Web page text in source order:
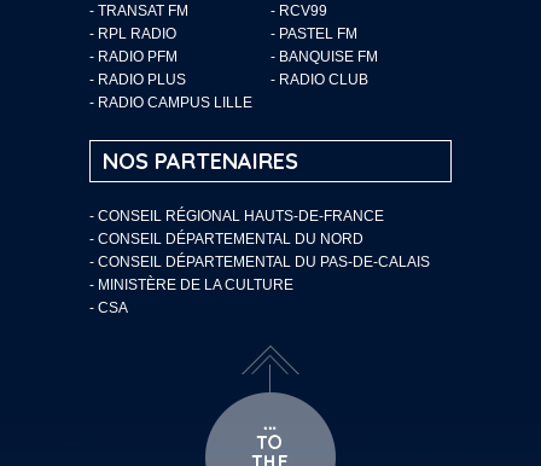
- TRANSAT FM
- RCV99
- RPL RADIO
- PASTEL FM
- RADIO PFM
- BANQUISE FM
- RADIO PLUS
- RADIO CLUB
- RADIO CAMPUS LILLE
NOS PARTENAIRES
- CONSEIL RÉGIONAL HAUTS-DE-FRANCE
- CONSEIL DÉPARTEMENTAL DU NORD
- CONSEIL DÉPARTEMENTAL DU PAS-DE-CALAIS
- MINISTÈRE DE LA CULTURE
- CSA